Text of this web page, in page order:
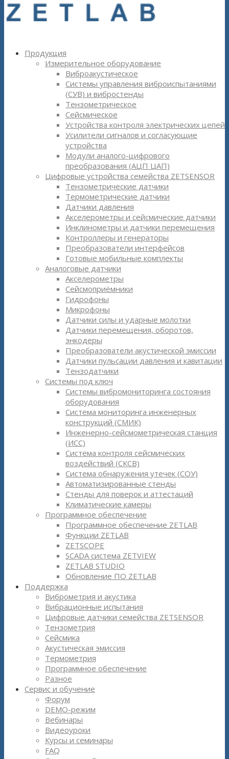
Продукция
Измерительное оборудование
Виброакустическое
Системы управления виброиспытаниями
(СУВ) и вибростенды
Тензометрическое
Сейсмическое
Устройства контроля электрических цепей
Усилители сигналов и согласующие
устройства
Модули аналого-цифрового
преобразования (АЦП ЦАП)
Цифровые устройства семейства ZETSENSOR
Тензометрические датчики
Термометрические датчики
Датчики давления
Акселерометры и сейсмические датчики
Инклинометры и датчики перемещения
Контроллеры и генераторы
Преобразователи интерфейсов
Готовые мобильные комплекты
Аналоговые датчики
Акселерометры
Сейсмоприёмники
Гидрофоны
Микрофоны
Датчики силы и ударные молотки
Датчики перемещения, оборотов,
энкодеры
Преобразователи акустической эмиссии
Датчики пульсации давления и кавитации
Тензодатчики
Системы под ключ
Системы вибромониторинга состояния
оборудования
Система мониторинга инженерных
конструкций (СМИК)
Инженерно-сейсмометрическая станция
(ИСС)
Система контроля сейсмических
воздействий (СКСВ)
Система обнаружения утечек (СОУ)
Автоматизированные стенды
Стенды для поверок и аттестаций
Климатические камеры
Программное обеспечение
Программное обеспечение ZETLAB
Функции ZETLAB
ZETSCOPE
SCADA система ZETVIEW
ZETLAB STUDIO
Обновление ПО ZETLAB
Поддержка
Виброметрия и акустика
Вибрационные испытания
Цифровые датчики семейства ZETSENSOR
Тензометрия
Сейсмика
Акустическая эмиссия
Термометрия
Программное обеспечение
Разное
Сервис и обучение
Форум
DEMO-режим
Вебинары
Видеоуроки
Курсы и семинары
FAQ